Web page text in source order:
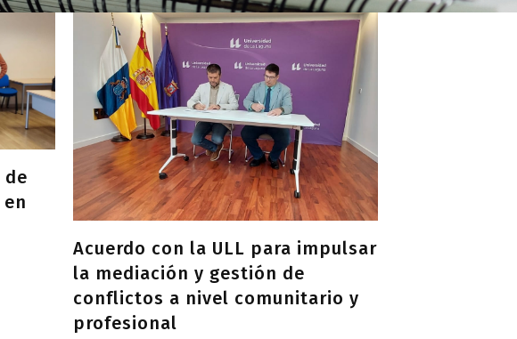
de
Acuerdo con la ULL para impulsar
la mediación y gestión de
conflictos a nivel comunitario y
profesional